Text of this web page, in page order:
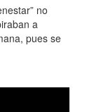
no
a
pues se